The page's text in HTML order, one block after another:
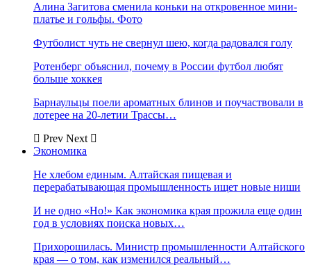
Алина Загитова сменила коньки на откровенное мини-
платье и гольфы. Фото
Футболист чуть не свернул шею, когда радовался голу
Ротенберг объяснил, почему в России футбол любят
больше хоккея
Барнаульцы поели ароматных блинов и поучаствовали в
лотерее на 20-летии Трассы…
Prev Next
Экономика
Не хлебом единым. Алтайская пищевая и
перерабатывающая промышленность ищет новые ниши
И не одно «Но!» Как экономика края прожила еще один
год в условиях поиска новых…
Прихорошилась. Министр промышленности Алтайского
края — о том, как изменился реальный…